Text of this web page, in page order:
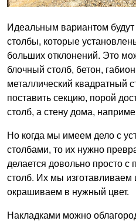
Идеальным вариантом
столбы, которые
больших отклонений. Это
блочный столб, бетон,
металлический квадратный
поставить секцию, порой
столб, а стену дома,
Но когда мы имеем дело с
столбами, то их нужно
делается довольно просто
столб. Их мы изготавливаем
окрашиваем в нужный цвет.
Накладками можно